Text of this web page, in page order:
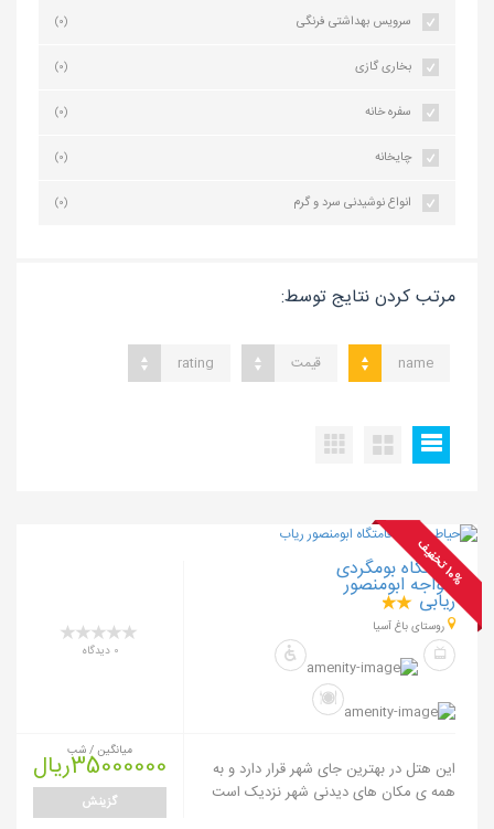
سرویس بهداشتی فرنگی (0)
بخاری گازی (0)
سفره خانه (0)
چایخانه (0)
انواع نوشیدنی سرد و گرم (0)
مرتب کردن نتایج توسط:
name قیمت rating
1
0
%
ت
خ
ف
ی
فاقامتگاه بومگردی
خواجه ابومنصور
ریابی
روستای باغ آسیا
0 دیدگاه
این هتل در بهترین جای شهر قرار دارد و به
همه ی مکان های دیدنی شهر نزدیک است
میانگین / شب
35000000ریال
گزینش